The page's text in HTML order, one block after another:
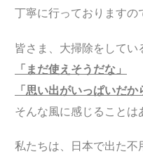
丁寧に行っておりますの
皆さま、大掃除をしてい
「まだ使えそうだな」
「思い出がいっぱいだ
そんな風に感じることは
私たちは、日本で出た不